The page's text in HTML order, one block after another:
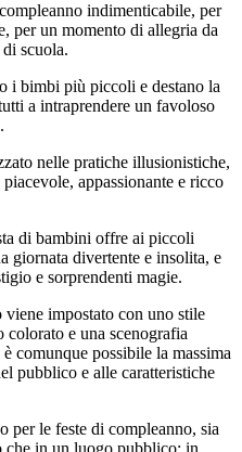
indimenticabile, per
per un momento di allegria da
scuola.
i bimbi più piccoli e destano la
a intraprendere un favoloso
nelle pratiche illusionistiche,
appassionante e ricco
di bambini offre ai piccoli
giornata divertente e insolita, e
e sorprendenti magie.
impostato con uno stile
colorato e una scenografia
comunque possibile la massima
pubblico e alle caratteristiche
per le feste di compleanno, sia